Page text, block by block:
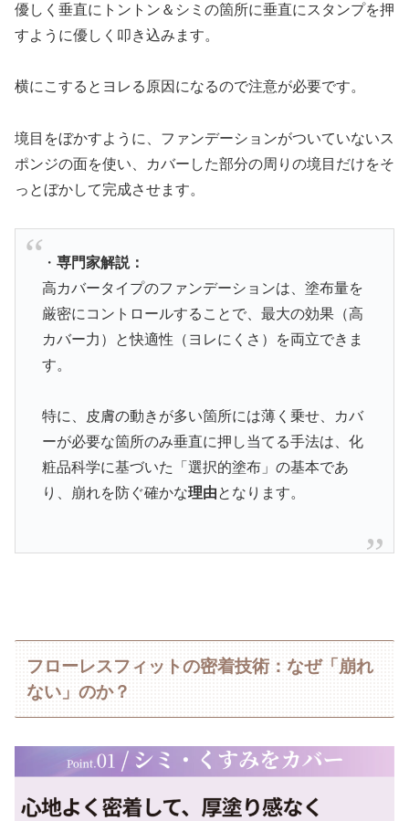
優しく垂直にトントン＆シミの箇所に垂直にスタンプを押
すように優しく叩き込みます。
横にこするとヨレる原因になるので注意が必要です。
境目をぼかすように、ファンデーションがついていないス
ポンジの面を使い、カバーした部分の周りの境目だけをそ
っとぼかして完成させます。
・ 専門家解説：
高カバータイプのファンデーションは、塗布量を
厳密にコントロールすることで、最大の効果（高
カバー力）と快適性（ヨレにくさ）を両立できま
す。
特に、皮膚の動きが多い箇所には薄く乗せ、カバ
ーが必要な箇所のみ垂直に押し当てる手法は、化
粧品科学に基づいた「選択的塗布」の基本であ
り、崩れを防ぐ確かな理由となります。
フローレスフィットの密着技術：なぜ「崩れ
ない」のか？